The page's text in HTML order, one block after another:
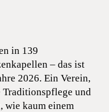
in 139
– das ist
2026. Ein Verein,
Traditionspflege und
wie kaum einem